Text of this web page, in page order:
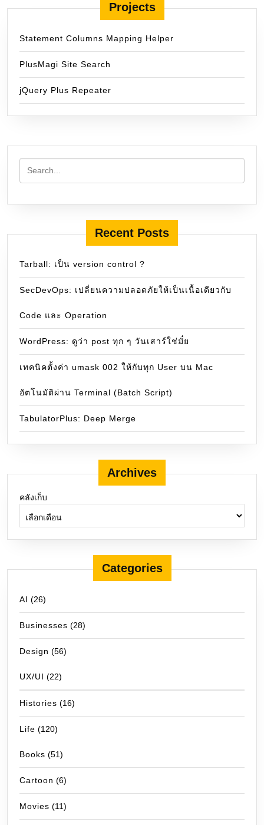
Projects
Statement Columns Mapping Helper
PlusMagi Site Search
jQuery Plus Repeater
Recent Posts
Tarball: เป็น version control ?
SecDevOps: เปลี่ยนความปลอดภัยให้เป็นเนื้อเดียวกับ
Code และ Operation
WordPress: ดูว่า post ทุก ๆ วันเสาร์ใช่มั๋ย
เทคนิคตั้งค่า umask 002 ให้กับทุก User บน Mac
อัตโนมัติผ่าน Terminal (Batch Script)
TabulatorPlus: Deep Merge
Archives
คลังเก็บ
Categories
AI (26)
Businesses (28)
Design (56)
UX/UI (22)
Histories (16)
Life (120)
Books (51)
Cartoon (6)
Movies (11)